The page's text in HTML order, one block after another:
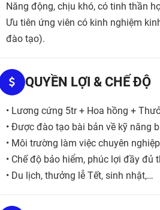
Năng động, chịu khó, có tinh thần
Ưu tiên ứng viên có kinh nghiệm
đào tạo).
QUYỀN LỢI & CHẾ ĐỘ
• Lương cứng 5tr + Hoa hồng +
• Được đào tạo bài bản về kỹ năng
• Môi trường làm việc chuyên
• Chế độ bảo hiểm, phúc lợi đầy đủ
• Du lịch, thưởng lễ Tết, sinh nhật,…